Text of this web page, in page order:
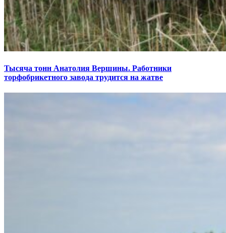
Тысяча тонн Анатолия Вершины. Работники
торфобрикетного завода трудится на жатве